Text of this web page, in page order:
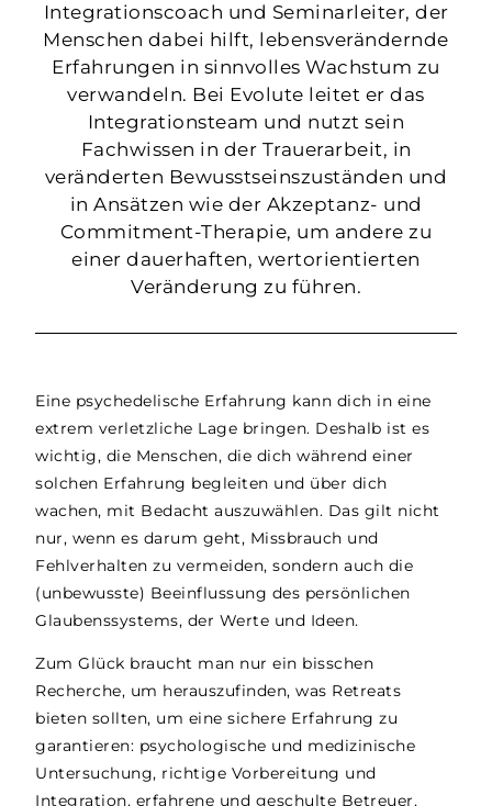
Integrationscoach und Seminarleiter, der
Menschen dabei hilft, lebensverändernde
Erfahrungen in sinnvolles Wachstum zu
verwandeln. Bei Evolute leitet er das
Integrationsteam und nutzt sein
Fachwissen in der Trauerarbeit, in
veränderten Bewusstseinszuständen und
in Ansätzen wie der Akzeptanz- und
Commitment-Therapie, um andere zu
einer dauerhaften, wertorientierten
Veränderung zu führen.
Eine psychedelische Erfahrung kann dich in eine
extrem verletzliche Lage bringen. Deshalb ist es
wichtig, die Menschen, die dich während einer
solchen Erfahrung begleiten und über dich
wachen, mit Bedacht auszuwählen. Das gilt nicht
nur, wenn es darum geht, Missbrauch und
Fehlverhalten zu vermeiden, sondern auch die
(unbewusste) Beeinflussung des persönlichen
Glaubenssystems, der Werte und Ideen.
Zum Glück braucht man nur ein bisschen
Recherche, um herauszufinden, was Retreats
bieten sollten, um eine sichere Erfahrung zu
garantieren: psychologische und medizinische
Untersuchung, richtige Vorbereitung und
Integration, erfahrene und geschulte Betreuer,